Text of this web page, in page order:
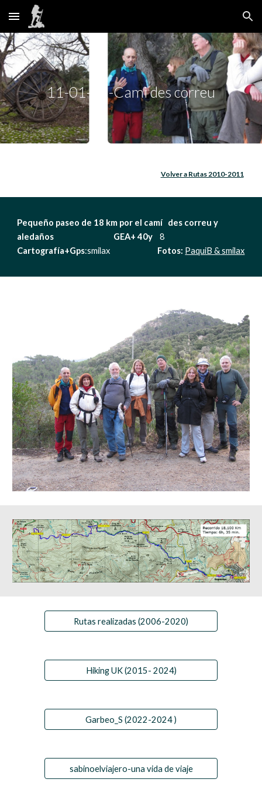
Skip to main content Skip to navigation
11-01-02-Cami des correu
Volver a Rutas 2010-2011
Pequeño paseo de 18 km por el camí   des correu y
aledaños                                  GEA+ 40y
Cartografía+Gps:smilax Fotos: PaquiB & smilax
Rutas realizadas (2006-2020)
Hiking UK (2015- 2024)
Garbeo_S (2022-2024 )
sabinoelviajero-una vida de viaje